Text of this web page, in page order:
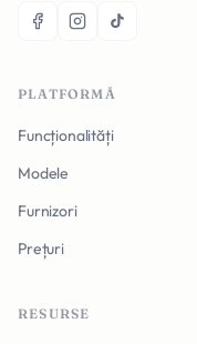
PLATFORMĂ
Funcționalități
Modele
Furnizori
Prețuri
RESURSE